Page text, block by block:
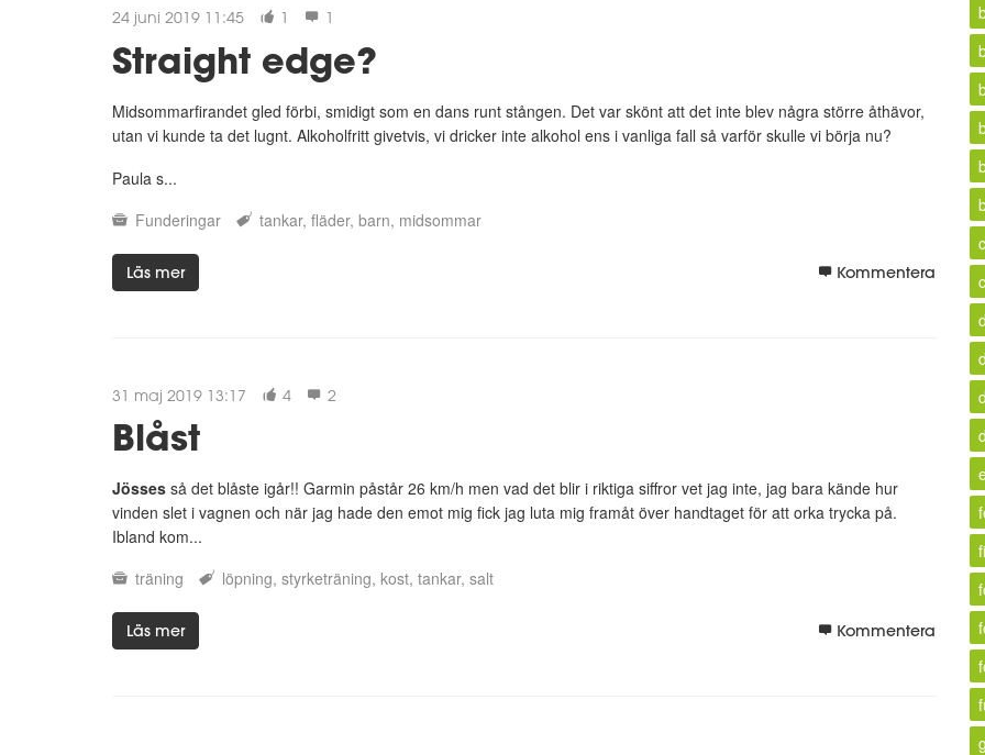
24 juni 2019 11:45 1 1
Straight edge?
Midsommarfirandet gled förbi, smidigt som en dans runt stången. Det var skönt att det inte blev några större åthävor,
utan vi kunde ta det lugnt. Alkoholfritt givetvis, vi dricker inte alkohol ens i vanliga fall så varför skulle vi börja nu?
Paula s...
Funderingar
tankar fläder barn midsommar
Läs mer Kommentera
31 maj 2019 13:17 4 2
Blåst
Jösses så det blåste igår!! Garmin påstår 26 km/h men vad det blir i riktiga siffror vet jag inte, jag bara kände hur
vinden slet i vagnen och när jag hade den emot mig fick jag luta mig framåt över handtaget för att orka trycka på.
Ibland kom...
träning
löpning styrketräning kost tankar salt
Läs mer Kommentera